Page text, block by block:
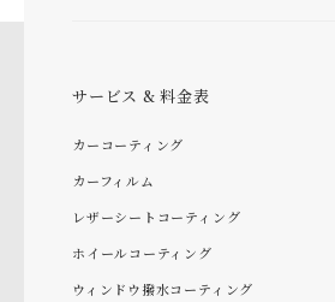
サービス & 料金表
カーコーティング
カーフィルム
レザーシートコーティング
ホイールコーティング
ウィンドウ撥水コーティング